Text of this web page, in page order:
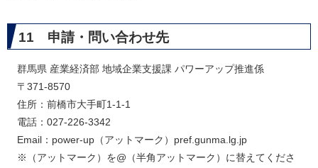
11 申請・問い合わせ先
群馬県 産業経済部 地域企業支援課 パワーアップ推進係
〒371-8570
住所：前橋市大手町1-1-1
電話：027-226-3342
​ Email：power-up（アットマーク）pref.gunma.lg.jp
※（アットマーク）を@（半角アットマーク）に替えてくださ